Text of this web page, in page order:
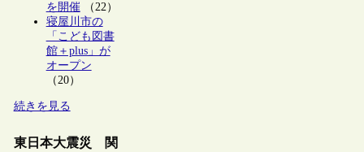
を開催（22）
寝屋川市の
「こども図書
館＋plus」が
オープン
（20）
続きを見る
東日本大震災 関